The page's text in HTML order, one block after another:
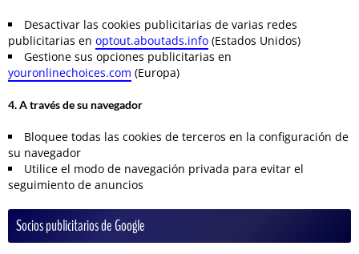
Desactivar las cookies publicitarias de varias redes
publicitarias en optout.aboutads.info (Estados Unidos)
Gestione sus opciones publicitarias en
youronlinechoices.com (Europa)
4. A través de su navegador
Bloquee todas las cookies de terceros en la configuración de
su navegador
Utilice el modo de navegación privada para evitar el
seguimiento de anuncios
Socios publicitarios de Google